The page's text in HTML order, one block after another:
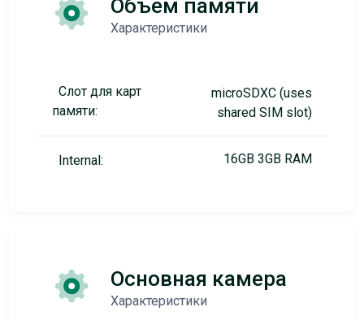
Объем памяти
Характеристики
Слот для карт
памяти:
microSDXC (uses
shared SIM slot)
Internal: 16GB 3GB RAM
Основная камера
Характеристики